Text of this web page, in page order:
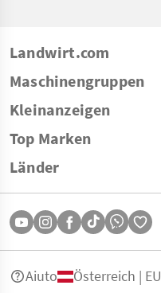
Landwirt.com
Maschinengruppen
Kleinanzeigen
Top Marken
Länder
Aiuto Österreich |